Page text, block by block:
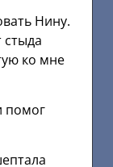
Нину.
стыда
ко мне
помог